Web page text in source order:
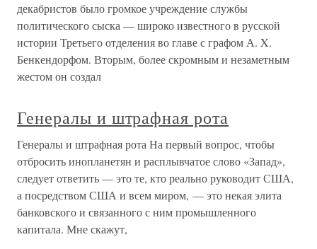
декабристов было громкое учреждение службы
политического сыска — широко известного в русской
истории Третьего отделения во главе с графом А. X.
Бенкендорфом. Вторым, более скромным и незаметным
жестом он создал
Генералы и штрафная рота
Генералы и штрафная рота На первый вопрос, чтобы
отбросить инопланетян и расплывчатое слово «Запад»,
следует ответить — это те, кто реально руководит США,
а посредством США и всем миром, — это некая элита
банковского и связанного с ним промышленного
капитала. Мне скажут,